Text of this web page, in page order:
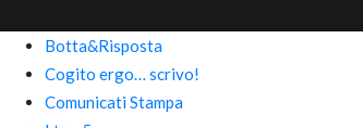
Botta&Risposta
Cogito ergo… scrivo!
Comunicati Stampa